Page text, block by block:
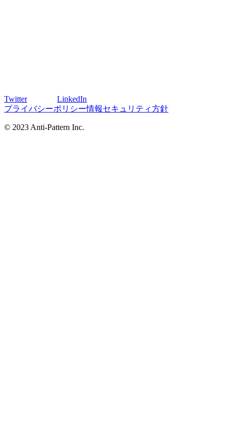
Twitter
LinkedIn
プライバシーポリシー情報セキュリティ方針
© 2023 Anti-Pattern Inc.